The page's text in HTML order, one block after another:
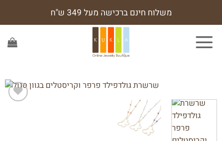
משלוח חינם ברכישה מעל 349 ש"ח